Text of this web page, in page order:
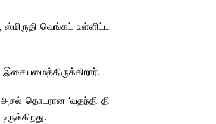
வெங்கட் உள்ளிட்ட
அசல் தொடரான ‘வதந்தி தி